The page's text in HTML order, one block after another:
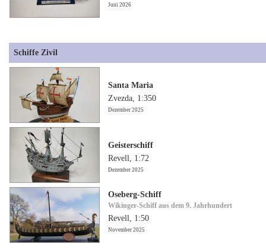
Juni 2026
Schiffe Zivil
Santa Maria
Zvezda, 1:350
Dezember 2025
Geisterschiff
Revell, 1:72
Dezember 2025
Oseberg-Schiff
Wikinger-Schiff aus dem 9. Jahrhundert
Revell, 1:50
November 2025